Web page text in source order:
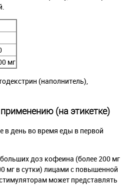
мг
(наполнитель),
(на этикетке)
в день во время еды в первой
доз кофеина (более 200 мг
мг в сутки) лицами с повышенной
может представлять